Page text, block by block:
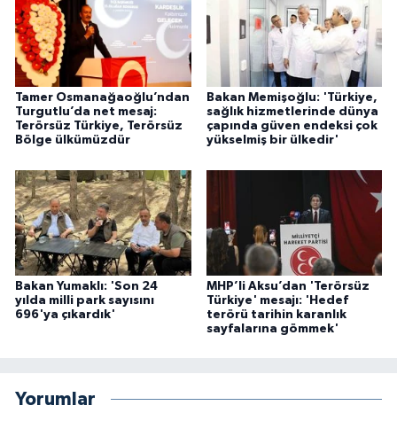
Tamer Osmanağaoğlu’ndan
Turgutlu’da net mesaj:
Terörsüz Türkiye, Terörsüz
Bölge ülkümüzdür
Bakan Memişoğlu: 'Türkiye,
sağlık hizmetlerinde dünya
çapında güven endeksi çok
yükselmiş bir ülkedir'
Bakan Yumaklı: 'Son 24
yılda milli park sayısını
696'ya çıkardık'
MHP’li Aksu’dan 'Terörsüz
Türkiye' mesajı: 'Hedef
terörü tarihin karanlık
sayfalarına gömmek'
Yorumlar